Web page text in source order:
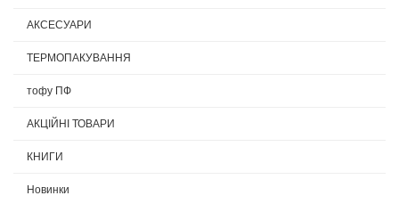
АКСЕСУАРИ
ТЕРМОПАКУВАННЯ
тофу ПФ
АКЦІЙНІ ТОВАРИ
КНИГИ
Новинки